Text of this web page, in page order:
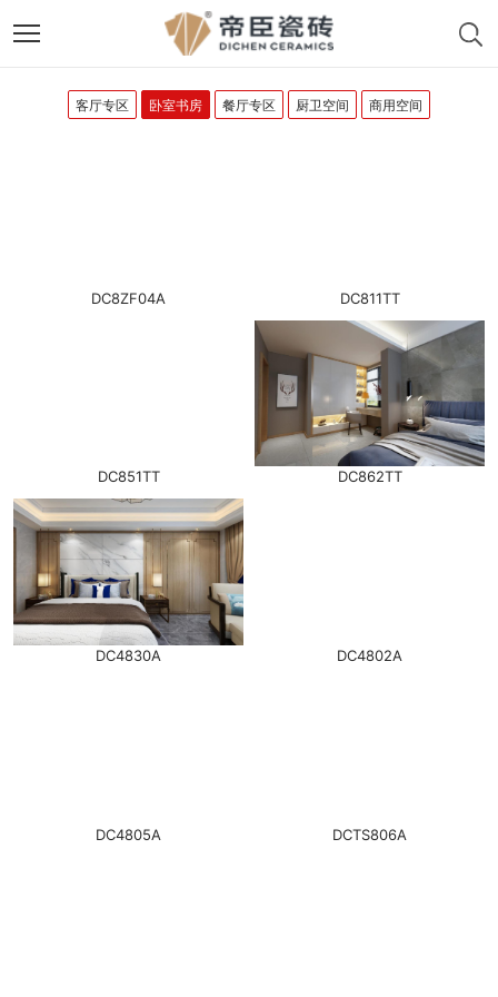
客厅专区 卧室书房 餐厅专区 厨卫空间 商用空间
DC8ZF04A DC811TT
DC851TT DC862TT
DC4830A DC4802A
DC4805A DCTS806A